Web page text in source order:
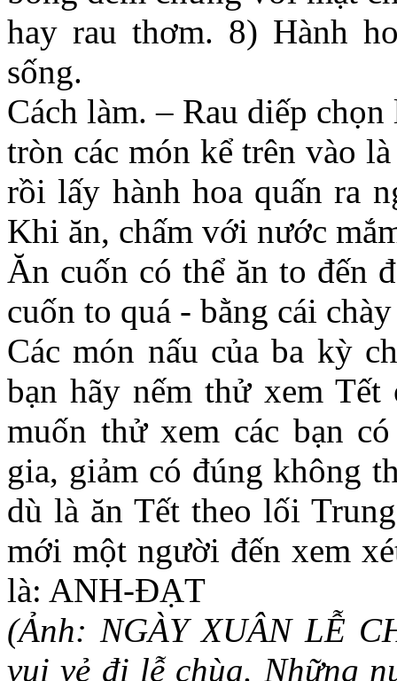
hay rau thơm. 8) Hành
sống.
Cách làm. – Rau diếp
tròn các món kể trên vào
rồi lấy hành hoa quấn ra
Khi ăn, chấm với nước
Ăn cuốn có thể ăn to đến
cuốn to quá - bằng cái
Các món nấu của ba kỳ
bạn hãy nếm thử xem
muốn thử xem các bạn
gia, giảm có đúng không
dù là ăn Tết theo lối
mới một người đến xem
là: ANH-ĐẠT
(Ảnh: NGÀY XUÂN LỄ
vui vẻ đi lễ chùa. Những